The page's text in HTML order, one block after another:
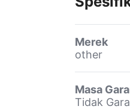
Merek
other
Masa
Tidak